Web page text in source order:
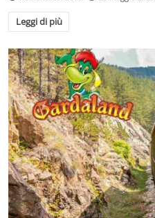
Leggi di più